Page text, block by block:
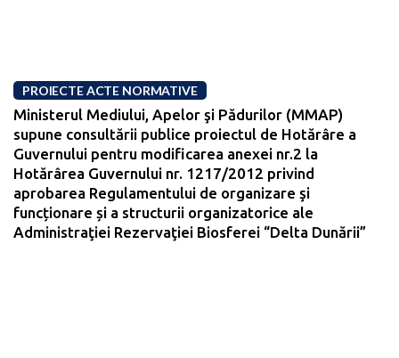
PROIECTE ACTE NORMATIVE
Ministerul Mediului, Apelor şi Pădurilor (MMAP)
supune consultării publice proiectul de Hotărâre a
Guvernului pentru modificarea anexei nr.2 la
Hotărârea Guvernului nr. 1217/2012 privind
aprobarea Regulamentului de organizare şi
funcționare și a structurii organizatorice ale
Administraţiei Rezervaţiei Biosferei “Delta Dunării”